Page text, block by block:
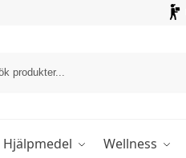
Hjälpmedel Wellness